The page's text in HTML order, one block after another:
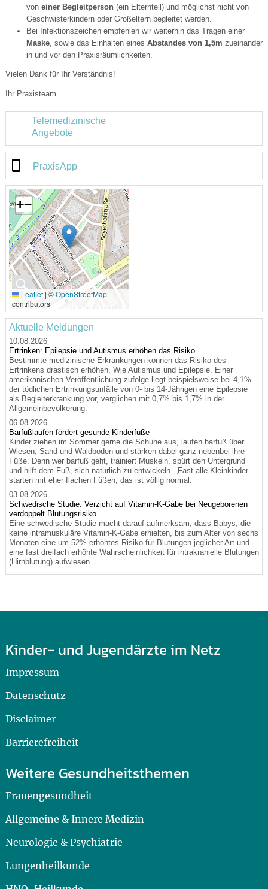
von einer Begleitperson(ein Elternteil) und möglichst nicht von
Geschwisterkindern oder Großeltern begleitet werden.
Bei Infektionszeichen empfehlen wir weiterhin das Tragen einer
Maske, sowie das Einhalten eines Abstandes von 1,5m zueinander
in und vor den Praxisräumlichkeiten.
Vielen Dank für Ihr Verständnis!
Ihr Praxisteam
Telemedizinische
Angebote
PraxisApp
🔍
+−
Leaflet |©OpenStreetMap
contributors
Aktuelle Meldungen
10.08.2026
Ertrinken: Epilepsie und Autismus erhöhen das Risiko
Bestimmte medizinische Erkrankungen können das Risiko des
Ertrinkens drastisch erhöhen, Wie Autismus und Epilepsie. Einer
amerikanischen Veröffentlichung zufolge liegt beispielsweise bei 4,1%
der tödlichen Ertrinkungsunfälle von 0- bis 14-Jährigen eine Epilepsie
als Begleiterkrankung vor, verglichen mit 0,7% bis 1,7% in der
Allgemeinbevölkerung.
06.08.2026
Barfußlaufen fördert gesunde Kinderfüße
Kinder ziehen im Sommer gerne die Schuhe aus, laufen barfuß über
Wiesen, Sand und Waldboden und stärken dabei ganz nebenbei ihre
Füße. Denn wer barfuß geht, trainiert Muskeln, spürt den Untergrund
und hilft dem Fuß, sich natürlich zu entwickeln. „Fast alle Kleinkinder
starten mit eher flachen Füßen, das ist völlig normal.
03.08.2026
Schwedische Studie: Verzicht auf Vitamin-K-Gabe bei Neugeborenen
verdoppelt Blutungsrisiko
Eine schwedische Studie macht darauf aufmerksam, dass Babys, die
keine intramuskuläre Vitamin-K-Gabe erhielten, bis zum Alter von sechs
Monaten eine um 52% erhöhtes Risiko für Blutungen jeglicher Art und
eine fast dreifach erhöhte Wahrscheinlichkeit für intrakranielle Blutungen
(Hirnblutung) aufwiesen.
Kinder- und Jugendärzte im Netz
Impressum
Datenschutz
Disclaimer
Barrierefreiheit
Weitere Gesundheitsthemen
Frauengesundheit
Allgemeine & Innere Medizin
Neurologie & Psychiatrie
Lungenheilkunde